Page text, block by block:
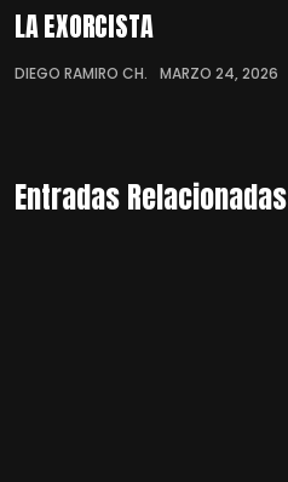
LA EXORCISTA
DIEGO RAMIRO CH. MARZO 24, 2026
Entradas Relacionadas